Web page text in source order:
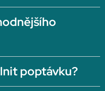
poptávku?